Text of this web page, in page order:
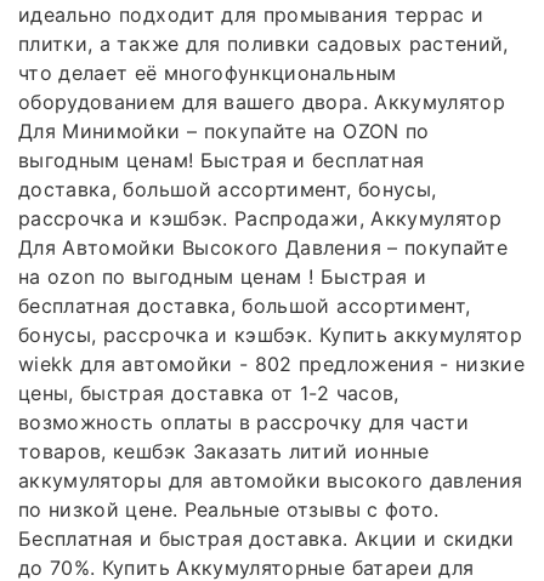
идеально подходит для промывания террас и
плитки, а также для поливки садовых растений,
что делает её многофункциональным
оборудованием для вашего двора. Аккумулятор
Для Минимойки – покупайте на OZON по
выгодным ценам! Быстрая и бесплатная
доставка, большой ассортимент, бонусы,
рассрочка и кэшбэк. Распродажи, Аккумулятор
Для Автомойки Высокого Давления – покупайте
на ozon по выгодным ценам ! Быстрая и
бесплатная доставка, большой ассортимент,
бонусы, рассрочка и кэшбэк. Купить аккумулятор
wiekk для автомойки - 802 предложения - низкие
цены, быстрая доставка от 1-2 часов,
возможность оплаты в рассрочку для части
товаров, кешбэк Заказать литий ионные
аккумуляторы для автомойки высокого давления
по низкой цене. Реальные отзывы с фото.
Бесплатная и быстрая доставка. Акции и скидки
до 70%. Купить Аккумуляторные батареи для